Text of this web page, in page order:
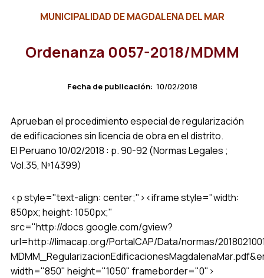
MUNICIPALIDAD DE MAGDALENA DEL MAR
Ordenanza 0057-2018/MDMM
Fecha de publicación: 10/02/2018
Aprueban el procedimiento especial de regularización
de edificaciones sin licencia de obra en el distrito.
El Peruano 10/02/2018 : p. 90-92 (Normas Legales ;
Vol.35, Nº14399)
<p style="text-align: center;"><iframe style="width:
850px; height: 1050px;"
src="http://docs.google.com/gview?
url=http://limacap.org/PortalCAP/Data/normas/
width="850" height="1050" frameborder="0">